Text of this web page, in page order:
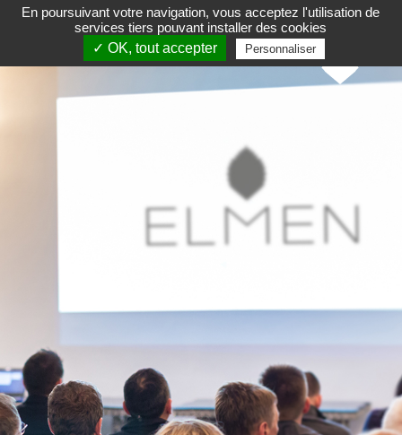
En poursuivant votre navigation, vous acceptez l'utilisation de
services tiers pouvant installer des cookies
✓ OK, tout accepter
Personnaliser